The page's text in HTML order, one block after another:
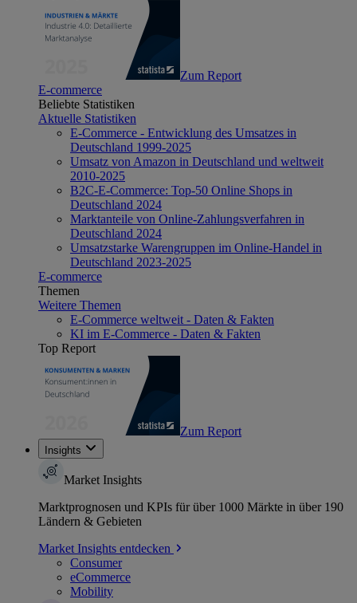
Zum Report
E-commerce
Beliebte Statistiken
Aktuelle Statistiken
E-Commerce - Entwicklung des Umsatzes in
Deutschland 1999-2025
Umsatz von Amazon in Deutschland und weltweit
2010-2025
B2C-E-Commerce: Top-50 Online Shops in
Deutschland 2024
Marktanteile von Online-Zahlungsverfahren in
Deutschland 2024
Umsatzstarke Warengruppen im Online-Handel in
Deutschland 2023-2025
E-commerce
Themen
Weitere Themen
E-Commerce weltweit - Daten & Fakten
KI im E-Commerce - Daten & Fakten
Top Report
Zum Report
Insights
Market Insights
Marktprognosen und KPIs für über 1000 Märkte in über 190
Ländern & Gebieten
Market Insights entdecken
Consumer
eCommerce
Mobility